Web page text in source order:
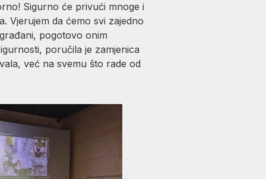
Sigurno će privući mnoge i
Vjerujem da ćemo svi zajedno
pogotovo onim
poručila je zamjenica
već na svemu što rade od